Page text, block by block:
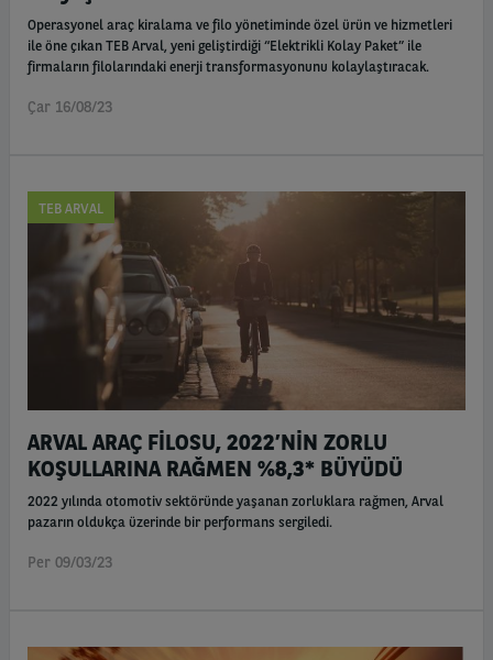
Operasyonel araç kiralama ve filo yönetiminde özel ürün ve hizmetleri
ile öne çıkan TEB Arval, yeni geliştirdiği “Elektrikli Kolay Paket” ile
firmaların filolarındaki enerji transformasyonunu kolaylaştıracak.
Çar 16/08/23
TEB ARVAL
ARVAL ARAÇ FİLOSU, 2022’NİN ZORLU
KOŞULLARINA RAĞMEN %8,3* BÜYÜDÜ
2022 yılında otomotiv sektöründe yaşanan zorluklara rağmen, Arval
pazarın oldukça üzerinde bir performans sergiledi.
Per 09/03/23